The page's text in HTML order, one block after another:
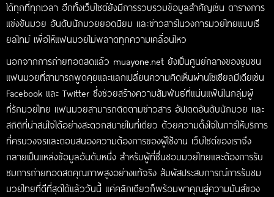
ได้ทุกที่ทุกเวลา อีกทั้งเว็บไซต์ยังมีการรวบรวมข้อมูลสำคัญเช่น ตารางการ
แข่งขันมวย อันดับนักมวยยอดนิยม และข่าวสารในวงการมวยไทยแบบเรี
ยลไทม์ เพื่อให้แฟนมวยไม่พลาดทุกความเคลื่อนไหว
นอกจากการถ่ายทอดสดแล้ว muayone.net ยังเป็นศูนย์กลางของชุมชน
แฟนมวยที่สามารถพูดคุยและแลกเปลี่ยนความคิดเห็นผ่านโซเชียลมีเดียเช่น
Facebook และ Twitter ซึ่งช่วยสร้างความสัมพันธ์ที่แน่นแฟ้นในกลุ่มผู้
ที่รักมวยไทย แฟนมวยสามารถติดตามข่าวสาร อัปเดตอันดับนักมวย และ
สถิติที่น่าสนใจได้อย่างสะดวกสบายในที่เดียว ด้วยความตั้งใจในการให้บริการ
ที่ครบวงจรและตอบสนองความต้องการของผู้ใช้งาน เว็บไซต์ของเราจึง
กลายเป็นแหล่งข้อมูลอันดับหนึ่ง สำหรับผู้ที่ชื่นชอบมวยไทยและต้องการรับ
ชมการถ่ายทอดสดคุณภาพสูงอย่างแท้จริง สัมผัสประสบการณ์การรับชม
มวยไทยที่ดีที่สุดได้แล้ววันนี้ แค่คลิกเดียวก็พร้อมพาคุณสู่ความมันส์ของ